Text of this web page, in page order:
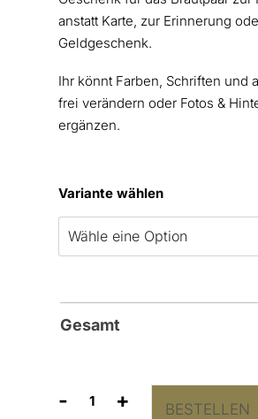
anstatt Karte, zur Erinnerung
Geldgeschenk.
Ihr könnt Farben, Schriften und
frei verändern oder Fotos &
ergänzen.
Variante wählen
Gesamt
-
Poster
+ BESTELLEN